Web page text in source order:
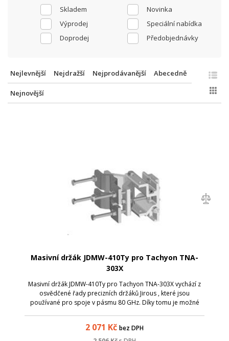
Skladem
Novinka
Výprodej
Speciální nabídka
Doprodej
Předobjednávky
Nejlevnější Nejdražší Nejprodávanější Abecedně
Nejnovější
Masivní držák JDMW-410Ty pro Tachyon TNA-
303X
Masivní držák JDMW-410Ty pro Tachyon TNA-303X vychází z
osvědčené řady precizních držáků Jirous , které jsou
používané pro spoje v pásmu 80 GHz. Díky tomu je možné
2 071 Kč bez DPH